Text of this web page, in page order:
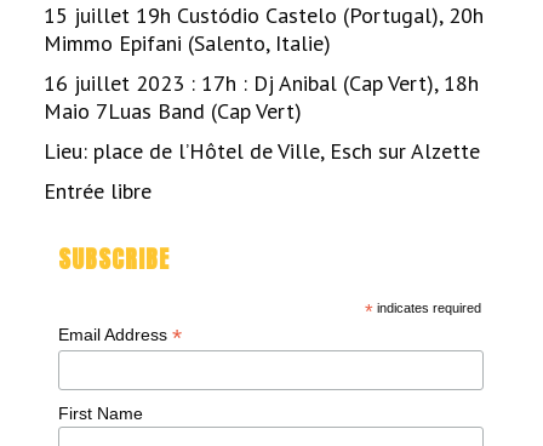
15 juillet 19h Custódio Castelo (Portugal), 20h
Mimmo Epifani (Salento, Italie)
16 juillet 2023 : 17h : Dj Anibal (Cap Vert), 18h
Maio 7Luas Band (Cap Vert)
Lieu: place de l’Hôtel de Ville, Esch sur Alzette
Entrée libre
SUBSCRIBE
* indicates required
Email Address *
First Name